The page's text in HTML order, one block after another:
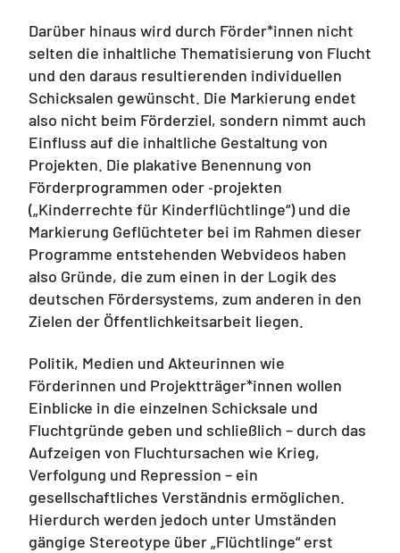
Darüber hinaus wird durch Förder*innen nicht
selten die inhaltliche Thematisierung von Flucht
und den daraus resultierenden individuellen
Schicksalen gewünscht. Die Markierung endet
also nicht beim Förderziel, sondern nimmt auch
Einfluss auf die inhaltliche Gestaltung von
Projekten. Die plakative Benennung von
Förderprogrammen oder ‑projekten
(„Kinderrechte für Kinderflüchtlinge“) und die
Markierung Geflüchteter bei im Rahmen dieser
Programme entstehenden Webvideos haben
also Gründe, die zum einen in der Logik des
deutschen Fördersystems, zum anderen in den
Zielen der Öffentlichkeitsarbeit liegen.
Politik, Medien und Akteurinnen wie
Förderinnen und Projektträger*innen wollen
Einblicke in die einzelnen Schicksale und
Fluchtgründe geben und schließlich – durch das
Aufzeigen von Fluchtursachen wie Krieg,
Verfolgung und Repression – ein
gesellschaftliches Verständnis ermöglichen.
Hierdurch werden jedoch unter Umständen
gängige Stereotype über „Flüchtlinge“ erst